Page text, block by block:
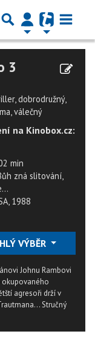
3
dobrodružný,
válečný
na Kinobox.cz:
min
zná slitování,
1988
VÝBĚR
Johnu Rambovi
agresoři drží v
Stručný